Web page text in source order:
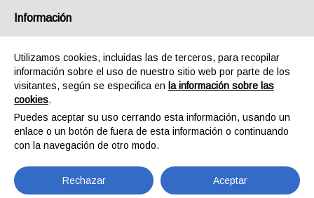
Información
Utilizamos cookies, incluidas las de terceros, para recopilar
información sobre el uso de nuestro sitio web por parte de los
visitantes, según se especifica en la información sobre las
cookies.
Puedes aceptar su uso cerrando esta información, usando un
enlace o un botón de fuera de esta información o continuando
con la navegación de otro modo.
Rechazar Aceptar